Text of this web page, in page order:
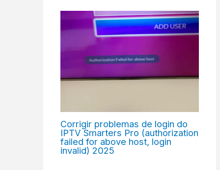
Corrigir problemas de login do
IPTV Smarters Pro (authorization
failed for above host, login
invalid) 2025